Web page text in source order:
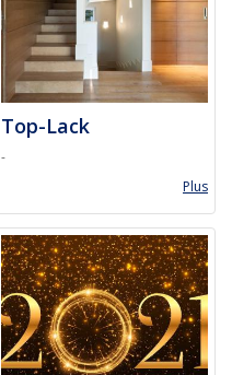
Top-Lack
-
Plus